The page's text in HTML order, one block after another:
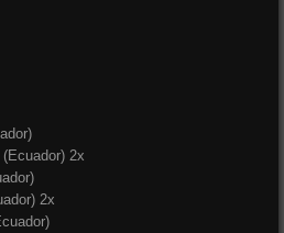
2x
2x